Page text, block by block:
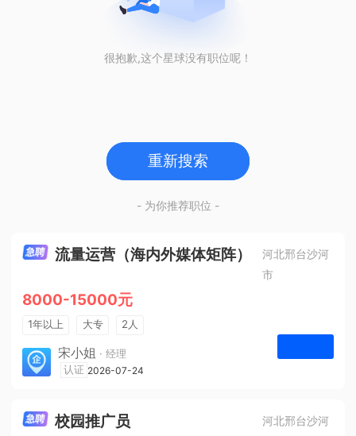
很抱歉,这个星球没有职位呢！
重新搜索
- 为你推荐职位 -
流量运营（海内外媒体矩阵）
河北邢台沙河
市
8000-15000元
1年以上 大专
2人
法定节假日
宋小姐 · 经理
河北众杰网络科技有限公司
认证 2026-07-24
校园推广员
河北邢台沙河